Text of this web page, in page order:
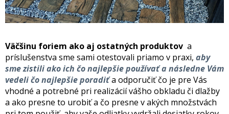
Väčšinu foriem ako aj ostatných produktov a
príslušenstva sme sami otestovali priamo v praxi, aby
sme zistili ako ich čo najlepšie používať a následne Vám
vedeli čo najlepšie poradiťa odporučiť čo je pre Vás
vhodné a potrebné pri realizácií vášho obkladu či dlažby
a ako presne to urobiť a čo presne v akých množstvách